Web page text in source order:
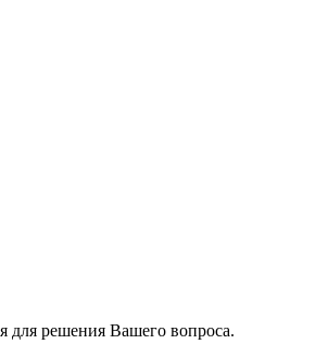
для решения Вашего вопроса.